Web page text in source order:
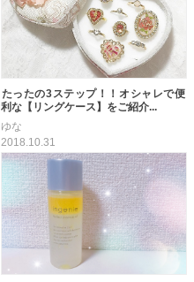
たったの3ステップ！！オシャレで便
利な【リングケース】をご紹介...
ゆな
2018.10.31